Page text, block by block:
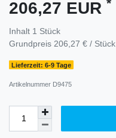
206,27 EUR
Inhalt 1 Stück
Grundpreis 206,27 € / Stück
Lieferzeit: 6-9 Tage
Artikelnummer D9475